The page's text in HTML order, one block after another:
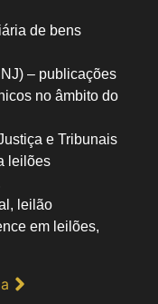
de bens
– publicações
no âmbito do
e Tribunais
leilões
leilão
em leilões,